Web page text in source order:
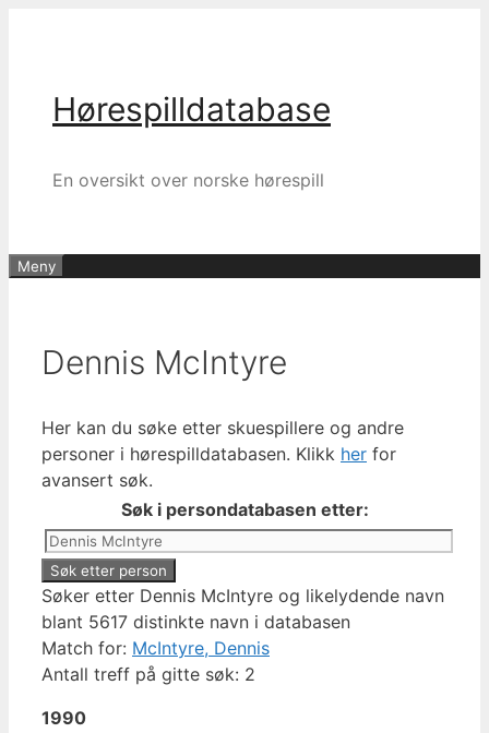
Hørespilldatabase
En oversikt over norske hørespill
Meny
Dennis McIntyre
Her kan du søke etter skuespillere og andre
personer i hørespilldatabasen. Klikk her for
avansert søk.
Søk i persondatabasen etter:
Søker etter Dennis McIntyre og likelydende navn
blant 5617 distinkte navn i databasen
Match for: McIntyre, Dennis
Antall treff på gitte søk: 2
1990